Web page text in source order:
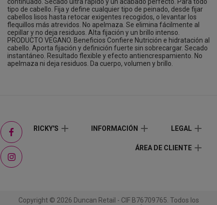
tipo de cabello. Fija y define cualquier tipo de peinado, desde fijar
cabellos lisos hasta retocar exigentes recogidos, o levantar los
flequillos más atrevidos. No apelmaza. Se elimina fácilmente al
cepillar y no deja residuos. Alta fijación y un brillo intenso.
PRODUCTO VEGANO. Beneficios Confiere Nutrición e hidratación al
cabello. Aporta fijación y definición fuerte sin sobrecargar. Secado
instantáneo. Resultado flexible y efecto antiencrespamiento. No
apelmaza ni deja residuos. Da cuerpo, volumen y brillo.
LEGAL add
INFORMACIÓN add
RICKY'S add
ÁREA DE CLIENTE add
Facebook
Copyright © 2026 Duncan Retail - CIF B76709765. Todos los